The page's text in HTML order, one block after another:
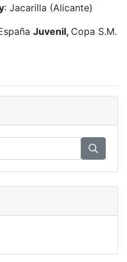
: Jacarilla (Alicante)
Juvenil, Copa S.M.